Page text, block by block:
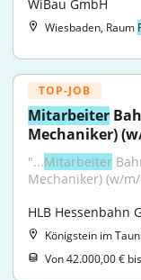
WiBau GmbH
Wiesbaden, Raum
TOP-JOB
Mitarbeiter
Mechaniker)
"...Mitarbeiter
Mechaniker) (w/
HLB Hessenbahn
Königstein im
Von 42.000,00 €